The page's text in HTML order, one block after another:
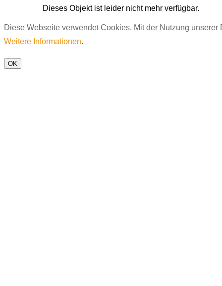
Dieses Objekt ist leider nicht mehr verfügbar.
Diese Webseite verwendet Cookies. Mit der Nutzung
Weitere Informationen.
OK